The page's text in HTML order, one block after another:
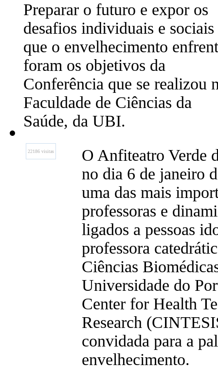
Preparar o futuro e expor os
desafios individuais e sociais
que o envelhecimento
foram os objetivos da
Conferência que se realizou
Faculdade de Ciências da
Saúde, da UBI.
22186 visitas
O Anfiteatro Verde
no dia 6 de janeiro
uma das mais
professoras e
ligados a pessoas
professora
Ciências
Universidade do
Center for Health
Research
convidada para a
envelhecimento.